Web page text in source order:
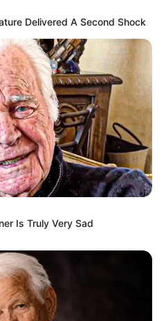
Delivered A Second Shock
Is Truly Very Sad